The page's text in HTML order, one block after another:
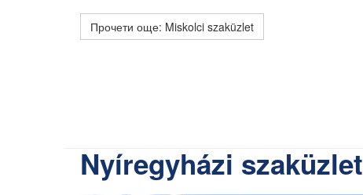
Прочети още: Miskolci szaküzlet
Nyíregyházi szaküzlet